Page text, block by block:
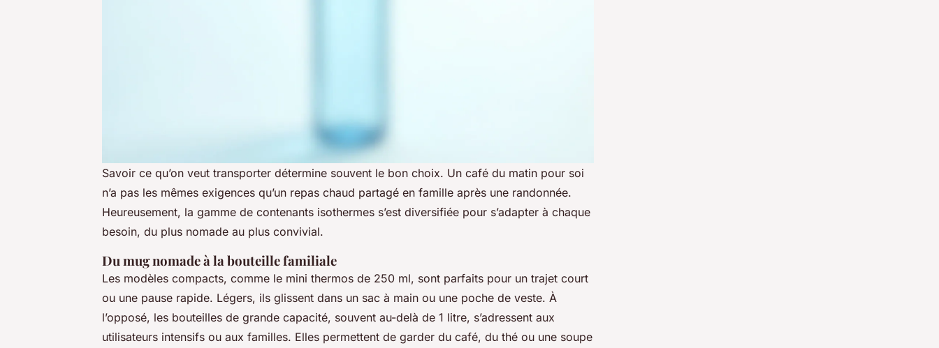
Savoir ce qu’on veut transporter détermine souvent le bon choix. Un café du matin pour soi
n’a pas les mêmes exigences qu’un repas chaud partagé en famille après une randonnée.
Heureusement, la gamme de contenants isothermes s’est diversifiée pour s’adapter à chaque
besoin, du plus nomade au plus convivial.
Du mug nomade à la bouteille familiale
Les modèles compacts, comme le mini thermos de 250 ml, sont parfaits pour un trajet court
ou une pause rapide. Légers, ils glissent dans un sac à main ou une poche de veste. À
l’opposé, les bouteilles de grande capacité, souvent au-delà de 1 litre, s’adressent aux
utilisateurs intensifs ou aux familles. Elles permettent de garder du café, du thé ou une soupe